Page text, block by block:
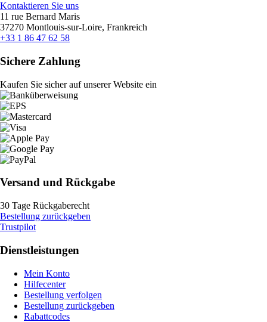
Kontaktieren Sie uns
11 rue Bernard Maris
37270 Montlouis-sur-Loire, Frankreich
+33 1 86 47 62 58
Sichere Zahlung
Kaufen Sie sicher auf unserer Website ein
Versand und Rückgabe
30 Tage Rückgaberecht
Bestellung zurückgeben
Trustpilot
Dienstleistungen
Mein Konto
Hilfecenter
Bestellung verfolgen
Bestellung zurückgeben
Rabattcodes